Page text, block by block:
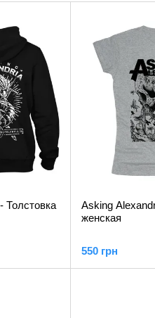
Толстовка
Asking
женская
550 грн